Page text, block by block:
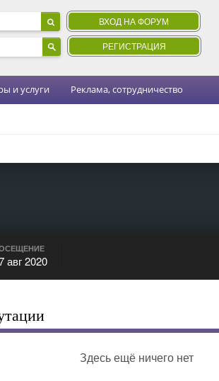
ВХОД НА ФОРУМ
РЕГИСТРАЦИЯ
и услуги Реклама, сотрудничество
авг 2020
Здесь ещё ничего нет